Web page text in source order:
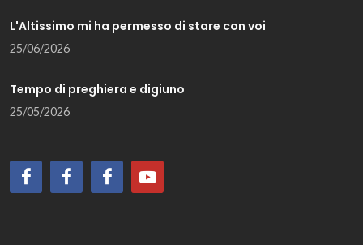
L'Altissimo mi ha permesso di stare con voi
25/06/2026
Tempo di preghiera e digiuno
25/05/2026